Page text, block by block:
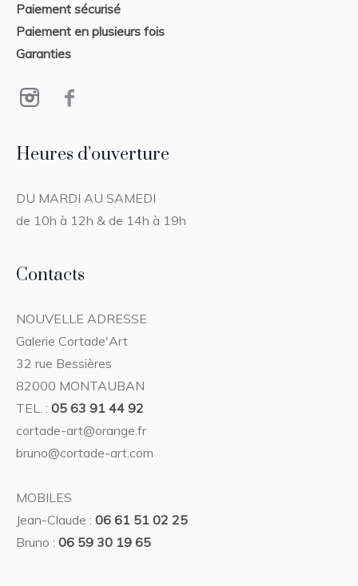
Paiement sécurisé
Paiement en plusieurs fois
Garanties
Heures d’ouverture
DU MARDI AU SAMEDI
de 10h à 12h & de 14h à 19h
Contacts
NOUVELLE ADRESSE
Galerie Cortade'Art
32 rue Bessières
82000 MONTAUBAN
TEL. :05 63 91 44 92
cortade-art@orange.fr
bruno@cortade-art.com
MOBILES
Jean-Claude :06 61 51 02 25
Bruno :06 59 30 19 65